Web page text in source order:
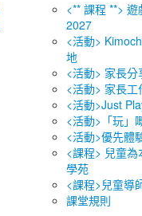
<** 課程 **>
2027
<活動>
地
<活動> 家長分
<活動> 家長工
<活動>Just
<活動>「玩」
<活動>優先體
<課程> 兒童
學苑
<課程>兒童導
課堂規則